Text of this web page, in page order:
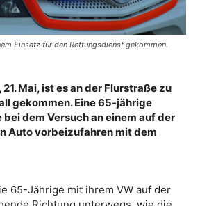
Einsatz für den Rettungsdienst gekommen.
Mai, ist es an der Flurstraße zu
gekommen. Eine 65-jährige
dem Versuch an einem auf der
Auto vorbeizufahren mit dem
65-Jährige mit ihrem VW auf der